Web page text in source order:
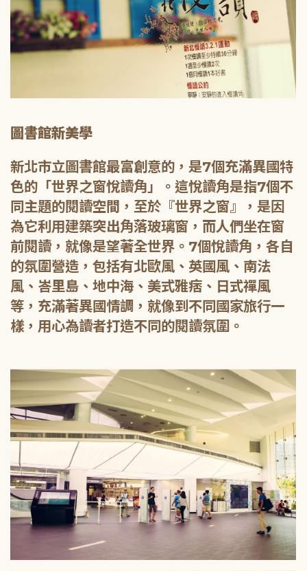
圖書館新美學
新北市立圖書館最富創意的，是7個充滿異國特
色的「世界之窗悅讀角」。這悅讀角是指7個不
同主題的閱讀空間，至於『世界之窗』，是因
為它利用建築突出角落玻璃窗，而人們坐在窗
前閱讀，就像是望著全世界。7個悅讀角，各自
的氛圍營造，包括有北歐風、英國風、南法
風、峇里島、地中海、美式雅痞、日式禪風
等，充滿著異國情調，就像到不同國家旅行一
樣，用心為讀者打造不同的閱讀氛圍。